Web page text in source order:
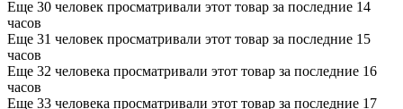
Еще 30 человек просматривали этот товар за последние 14
часов
Еще 31 человек просматривали этот товар за последние 15
часов
Еще 32 человека просматривали этот товар за последние 16
часов
Еще 33 человека просматривали этот товар за последние 17